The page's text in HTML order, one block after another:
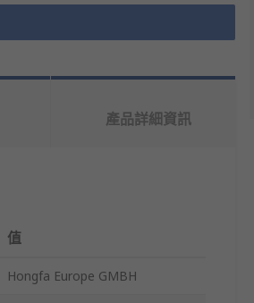
產品詳細資訊
值
Hongfa Europe GMBH